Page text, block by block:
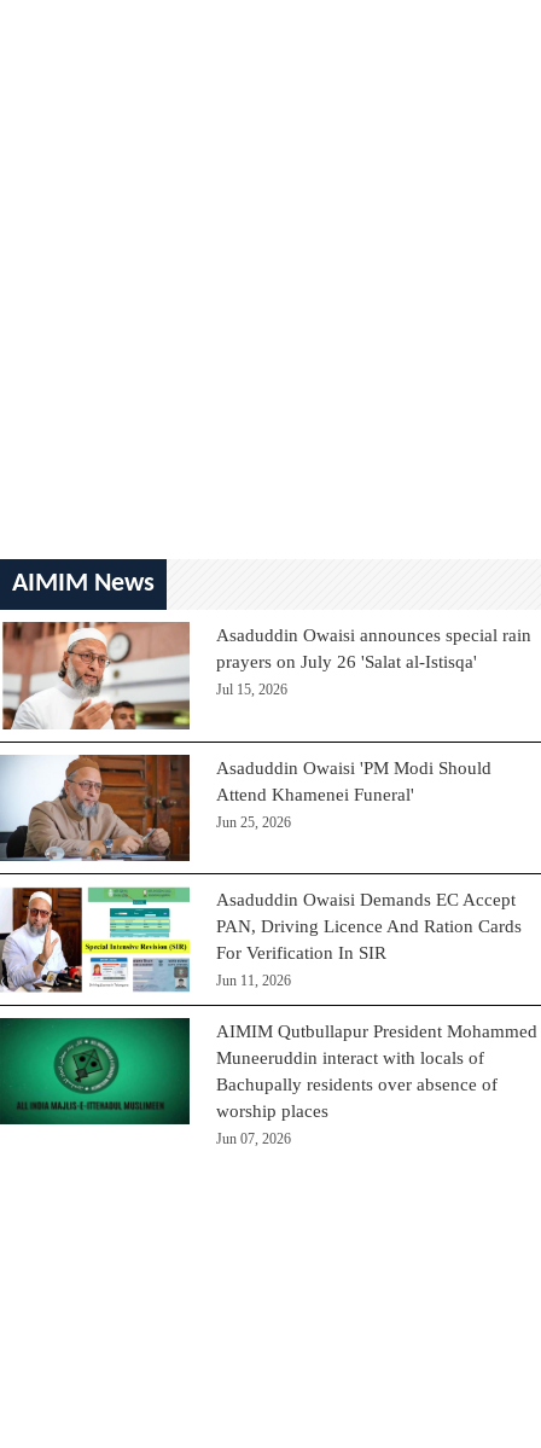
AIMIM News
Asaduddin Owaisi announces special rain
prayers on July 26 'Salat al-Istisqa'
Jul 15, 2026
Asaduddin Owaisi 'PM Modi Should
Attend Khamenei Funeral'
Jun 25, 2026
Asaduddin Owaisi Demands EC Accept
PAN, Driving Licence And Ration Cards
For Verification In SIR
Jun 11, 2026
AIMIM Qutbullapur President Mohammed
Muneeruddin interact with locals of
Bachupally residents over absence of
worship places
Jun 07, 2026